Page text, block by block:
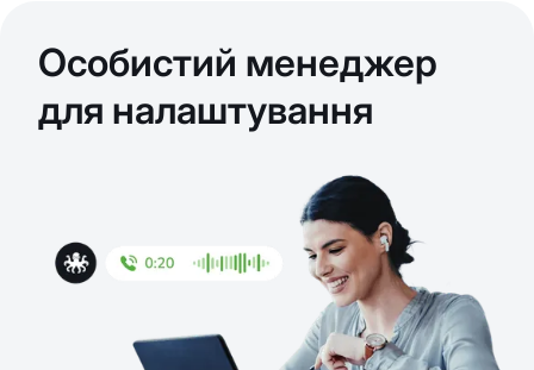
Особистий менеджер
для налаштування